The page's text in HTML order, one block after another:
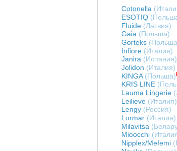
Cotonella
ESOTIQ
Fluide (Латвия)
Gaia (Польша)
Gorteks
Infiore (Италия)
Janira (Испания)
Jolidon (Италия)
KINGA (Польша)
KRIS LINE
Lauma Lingerie
Leilieve (Италия)
Lengy (Россия)
Lormar (Италия)
Milavitsa
Mioocchi
Nipplex/Mefemi
Art. Т63138-17
Трусы-бразилиана
MERCY COQUETTE
REVUE Т63138-17
войти